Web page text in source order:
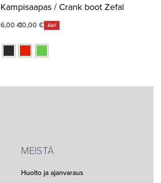
Kampisaapas / Crank boot Zefal
6,00€10,00 € Ale!
MEISTÄ
Huolto ja ajanvaraus